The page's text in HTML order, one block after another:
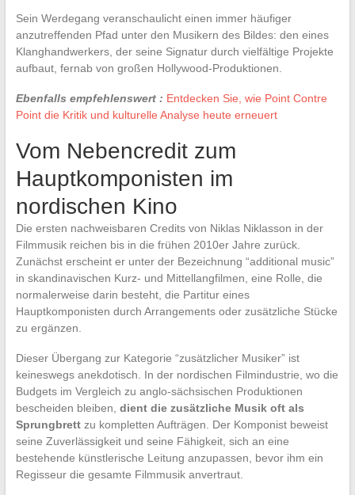
Sein Werdegang veranschaulicht einen immer häufiger
anzutreffenden Pfad unter den Musikern des Bildes: den eines
Klanghandwerkers, der seine Signatur durch vielfältige Projekte
aufbaut, fernab von großen Hollywood-Produktionen.
Ebenfalls empfehlenswert : Entdecken Sie, wie Point Contre
Point die Kritik und kulturelle Analyse heute erneuert
Vom Nebencredit zum
Hauptkomponisten im
nordischen Kino
Die ersten nachweisbaren Credits von Niklas Niklasson in der
Filmmusik reichen bis in die frühen 2010er Jahre zurück.
Zunächst erscheint er unter der Bezeichnung “additional music”
in skandinavischen Kurz- und Mittellangfilmen, eine Rolle, die
normalerweise darin besteht, die Partitur eines
Hauptkomponisten durch Arrangements oder zusätzliche Stücke
zu ergänzen.
Dieser Übergang zur Kategorie “zusätzlicher Musiker” ist
keineswegs anekdotisch. In der nordischen Filmindustrie, wo die
Budgets im Vergleich zu anglo-sächsischen Produktionen
bescheiden bleiben, dient die zusätzliche Musik oft als
Sprungbrettzu kompletten Aufträgen. Der Komponist beweist
seine Zuverlässigkeit und seine Fähigkeit, sich an eine
bestehende künstlerische Leitung anzupassen, bevor ihm ein
Regisseur die gesamte Filmmusik anvertraut.